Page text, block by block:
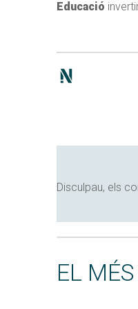
Educació
Disculpau, els
EL